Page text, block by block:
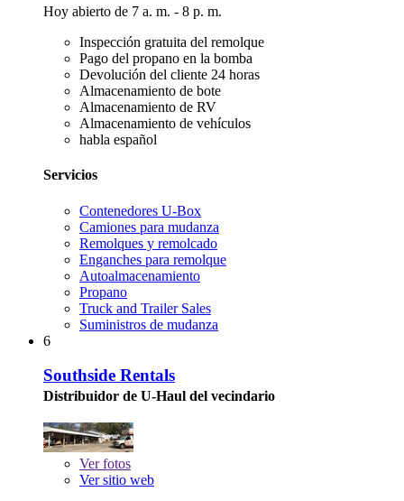
Hoy abierto de 7 a. m. - 8 p. m.
Inspección gratuita del remolque
Pago del propano en la bomba
Devolución del cliente 24 horas
Almacenamiento de bote
Almacenamiento de RV
Almacenamiento de vehículos
habla español
Servicios
Contenedores U-Box
Camiones para mudanza
Remolques y remolcado
Enganches para remolque
Autoalmacenamiento
Propano
Truck and Trailer Sales
Suministros de mudanza
6
Southside Rentals
Distribuidor de U-Haul del vecindario
Verfotos
Ver sitio web